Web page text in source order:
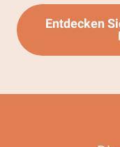
Entdecken